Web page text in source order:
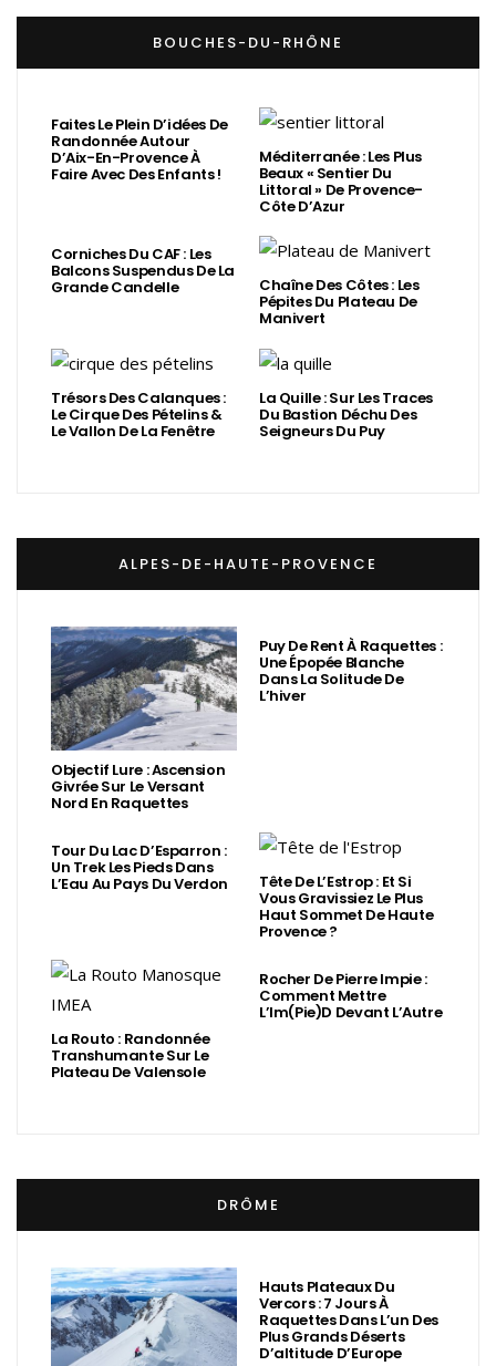
BOUCHES-DU-RHÔNE
Faites Le Plein D’idées De
Randonnée Autour
D’Aix-En-Provence À
Faire Avec Des Enfants !
Méditerranée : Les Plus
Beaux « Sentier Du
Littoral » De Provence-
Côte D’Azur
Corniches Du CAF : Les
Balcons Suspendus De La
Grande Candelle Chaîne Des Côtes : Les
Pépites Du Plateau De
Manivert
Trésors Des Calanques :
Le Cirque Des Pételins &
Le Vallon De La Fenêtre
La Quille : Sur Les Traces
Du Bastion Déchu Des
Seigneurs Du Puy
ALPES-DE-HAUTE-PROVENCE
Objectif Lure : Ascension
Givrée Sur Le Versant
Nord En Raquettes
Puy De Rent À Raquettes :
Une Épopée Blanche
Dans La Solitude De
L’hiver
Tour Du Lac D’Esparron :
Un Trek Les Pieds Dans
L’Eau Au Pays Du Verdon Tête De L’Estrop : Et Si
Vous Gravissiez Le Plus
Haut Sommet De Haute
Provence ?
La Routo : Randonnée
Transhumante Sur Le
Plateau De Valensole
Rocher De Pierre Impie :
Comment Mettre
L’Im(Pie)d Devant L’Autre
DRÔME
Hauts Plateaux Du
Vercors : 7 Jours À
Raquettes Dans L’un Des
Plus Grands Déserts
D’altitude D’Europe